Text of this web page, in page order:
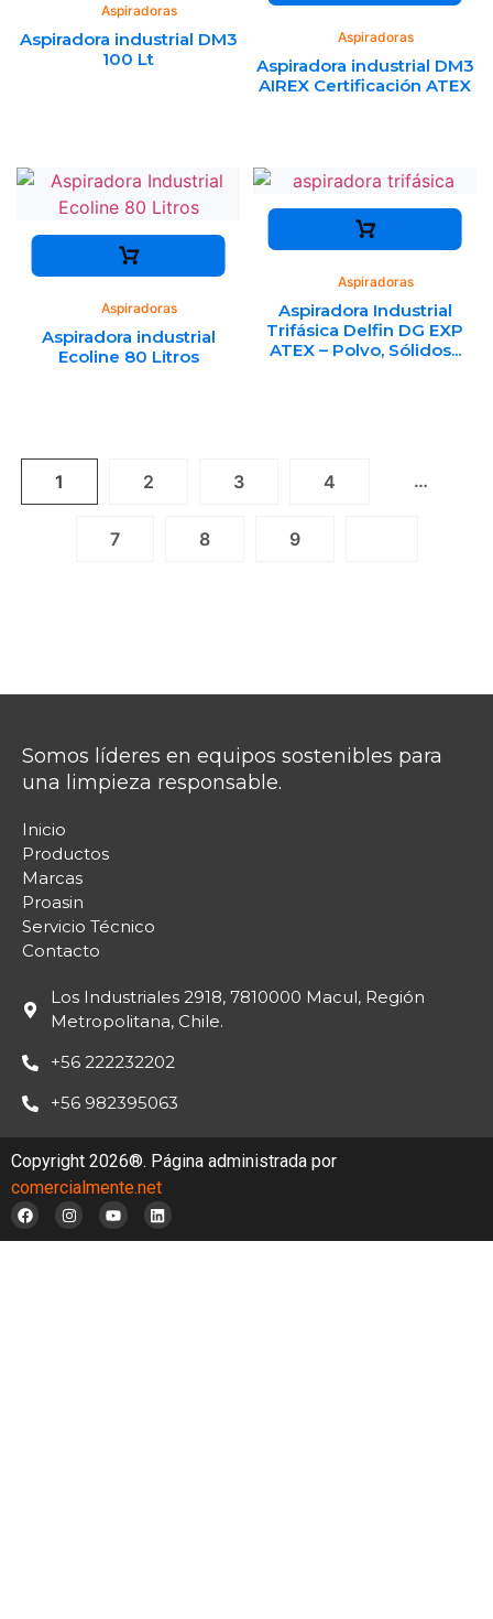
Aspiradoras
Aspiradora industrial DM3
100 Lt
Aspiradoras
Aspiradora industrial DM3
AIREX Certificación ATEX
Aspiradoras
Aspiradora industrial
Ecoline 80 Litros
Aspiradoras
Aspiradora Industrial
Trifásica Delfin DG EXP
ATEX – Polvo, Sólidos...
1 2 3 4 …
7 8 9
Somos líderes en equipos sostenibles para
una limpieza responsable.
Inicio
Productos
Marcas
Proasin
Servicio Técnico
Contacto
Los Industriales 2918, 7810000 Macul, Región
Metropolitana, Chile.
+56 222232202
+56 982395063
Copyright 2026®. Página administrada por
comercialmente.net